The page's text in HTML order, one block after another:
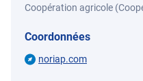
Coopération agricole
Coordonnées
noriap.com